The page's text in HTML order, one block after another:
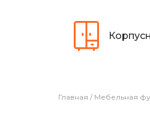
Главная / Мебельная